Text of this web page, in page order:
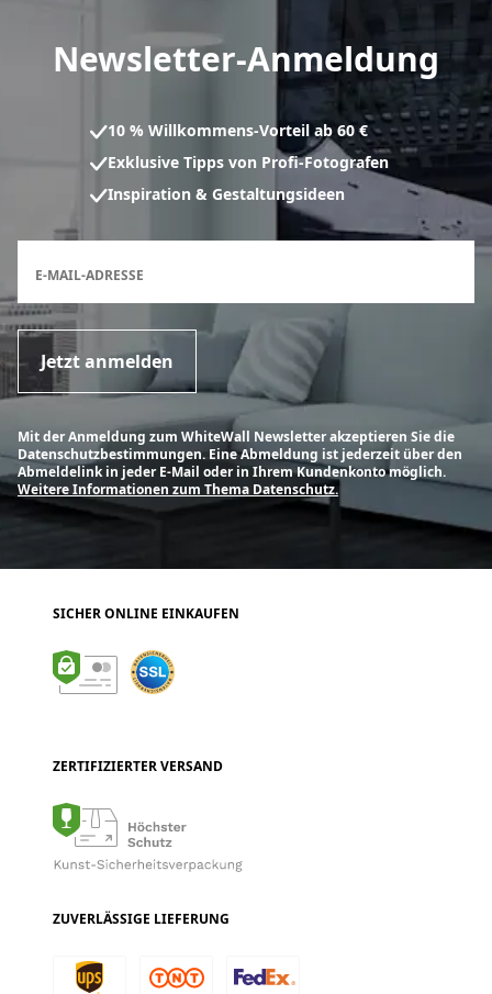
Newsletter-Anmeldung
10 % Willkommens-Vorteil ab 60 €
Exklusive Tipps von Profi-Fotografen
Inspiration & Gestaltungsideen
E-MAIL-ADRESSE
Jetzt anmelden
Mit der Anmeldung zum WhiteWall Newsletter akzeptieren Sie die
Datenschutzbestimmungen. Eine Abmeldung ist jederzeit über den
Abmeldelink in jeder E-Mail oder in Ihrem Kundenkonto möglich.
Weitere Informationen zum Thema Datenschutz.
SICHER ONLINE EINKAUFEN
ZERTIFIZIERTER VERSAND
ZUVERLÄSSIGE LIEFERUNG